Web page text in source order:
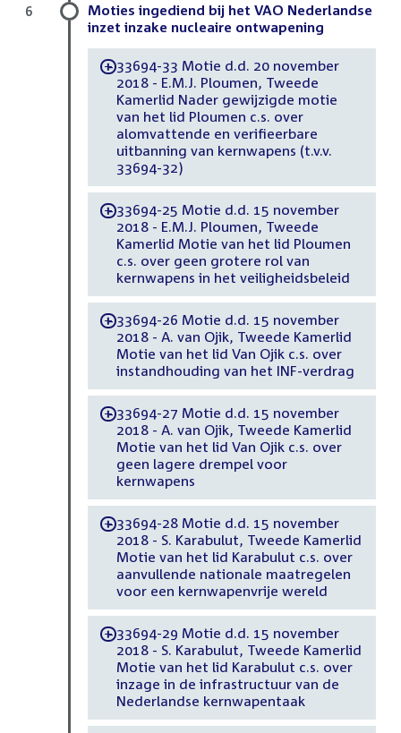
Moties ingediend bij het VAO Nederlandse
inzet inzake nucleaire ontwapening
-33694-33 Motie d.d. 20 november
2018 - E.M.J. Ploumen, Tweede
Kamerlid Nader gewijzigde motie
van het lid Ploumen c.s. over
alomvattende en verifieerbare
uitbanning van kernwapens (t.v.v.
33694-32)
-33694-25 Motie d.d. 15 november
2018 - E.M.J. Ploumen, Tweede
Kamerlid Motie van het lid Ploumen
c.s. over geen grotere rol van
kernwapens in het veiligheidsbeleid
-33694-26 Motie d.d. 15 november
2018 - A. van Ojik, Tweede Kamerlid
Motie van het lid Van Ojik c.s. over
instandhouding van het INF-verdrag
-33694-27 Motie d.d. 15 november
2018 - A. van Ojik, Tweede Kamerlid
Motie van het lid Van Ojik c.s. over
geen lagere drempel voor
kernwapens
-33694-28 Motie d.d. 15 november
2018 - S. Karabulut, Tweede Kamerlid
Motie van het lid Karabulut c.s. over
aanvullende nationale maatregelen
voor een kernwapenvrije wereld
-33694-29 Motie d.d. 15 november
2018 - S. Karabulut, Tweede Kamerlid
Motie van het lid Karabulut c.s. over
inzage in de infrastructuur van de
Nederlandse kernwapentaak
6